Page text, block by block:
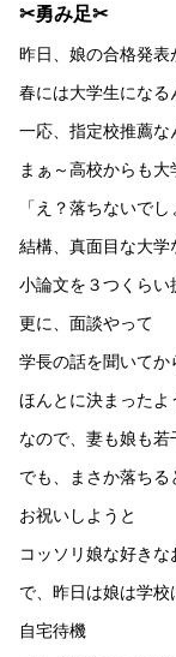
✂勇み足✂
昨日、娘の合格発表
春には大学生になる
一応、指定校推薦な
まぁ～高校からも大
「え？落ちないで
結構、真面目な大学
小論文を３つくらい
更に、面談やって
学長の話を聞いてか
ほんとに決まった
なので、妻も娘も
でも、まさか落ち
お祝いしようと
コッソリ娘な好きな
で、昨日は娘は学校
自宅待機